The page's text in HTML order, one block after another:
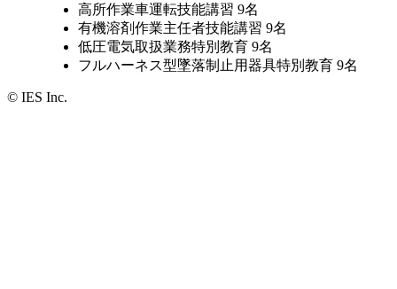
高所作業車運転技能講習 9名
有機溶剤作業主任者技能講習 9名
低圧電気取扱業務特別教育 9名
フルハーネス型墜落制止用器具特別教育 9名
© IES Inc.